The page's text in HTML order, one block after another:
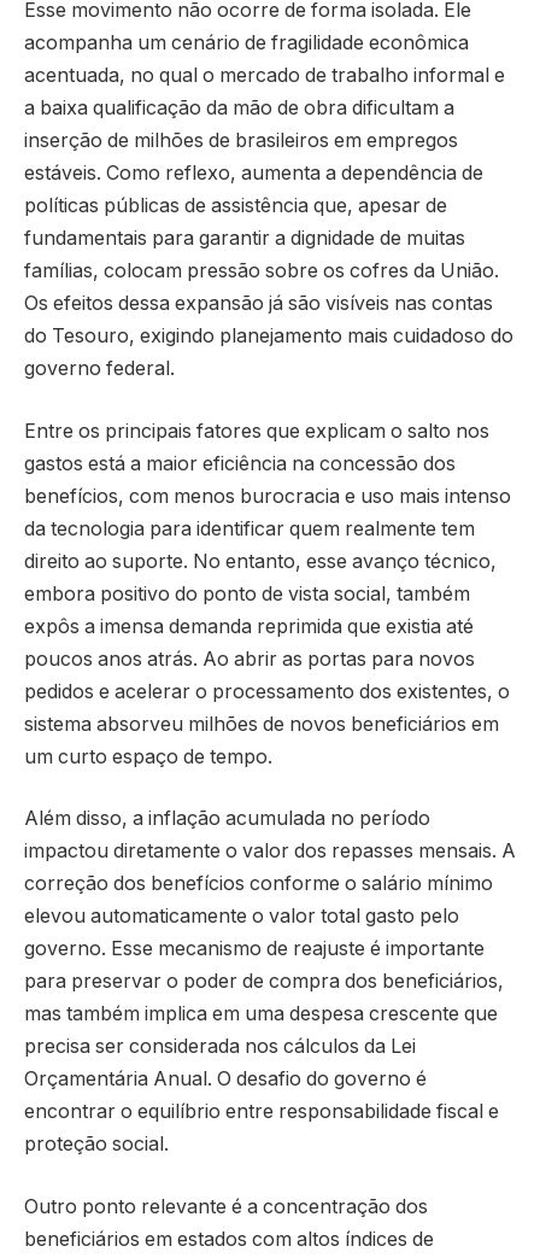
Esse movimento não ocorre de forma isolada. Ele
acompanha um cenário de fragilidade econômica
acentuada, no qual o mercado de trabalho informal e
a baixa qualificação da mão de obra dificultam a
inserção de milhões de brasileiros em empregos
estáveis. Como reflexo, aumenta a dependência de
políticas públicas de assistência que, apesar de
fundamentais para garantir a dignidade de muitas
famílias, colocam pressão sobre os cofres da União.
Os efeitos dessa expansão já são visíveis nas contas
do Tesouro, exigindo planejamento mais cuidadoso do
governo federal.
Entre os principais fatores que explicam o salto nos
gastos está a maior eficiência na concessão dos
benefícios, com menos burocracia e uso mais intenso
da tecnologia para identificar quem realmente tem
direito ao suporte. No entanto, esse avanço técnico,
embora positivo do ponto de vista social, também
expôs a imensa demanda reprimida que existia até
poucos anos atrás. Ao abrir as portas para novos
pedidos e acelerar o processamento dos existentes, o
sistema absorveu milhões de novos beneficiários em
um curto espaço de tempo.
Além disso, a inflação acumulada no período
impactou diretamente o valor dos repasses mensais. A
correção dos benefícios conforme o salário mínimo
elevou automaticamente o valor total gasto pelo
governo. Esse mecanismo de reajuste é importante
para preservar o poder de compra dos beneficiários,
mas também implica em uma despesa crescente que
precisa ser considerada nos cálculos da Lei
Orçamentária Anual. O desafio do governo é
encontrar o equilíbrio entre responsabilidade fiscal e
proteção social.
Outro ponto relevante é a concentração dos
beneficiários em estados com altos índices de